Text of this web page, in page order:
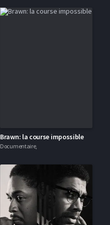
Brawn: la course impossible
Documentaire,